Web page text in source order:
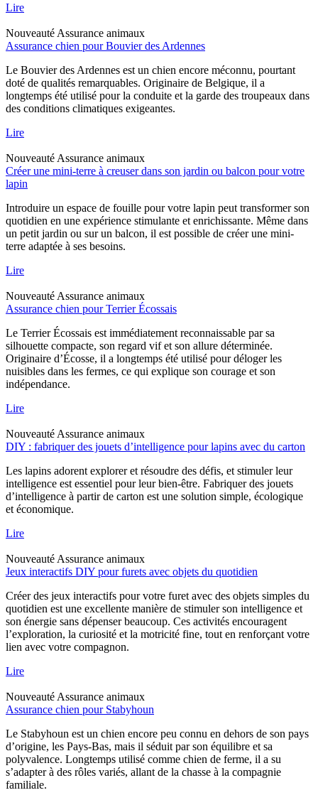
Lire
Nouveauté Assurance animaux
Assurance chien pour Bouvier des Ardennes
Le Bouvier des Ardennes est un chien encore méconnu, pourtant
doté de qualités remarquables. Originaire de Belgique, il a
longtemps été utilisé pour la conduite et la garde des troupeaux dans
des conditions climatiques exigeantes.
Lire
Nouveauté Assurance animaux
Créer une mini-terre à creuser dans son jardin ou balcon pour votre
lapin
Introduire un espace de fouille pour votre lapin peut transformer son
quotidien en une expérience stimulante et enrichissante. Même dans
un petit jardin ou sur un balcon, il est possible de créer une mini-
terre adaptée à ses besoins.
Lire
Nouveauté Assurance animaux
Assurance chien pour Terrier Écossais
Le Terrier Écossais est immédiatement reconnaissable par sa
silhouette compacte, son regard vif et son allure déterminée.
Originaire d’Écosse, il a longtemps été utilisé pour déloger les
nuisibles dans les fermes, ce qui explique son courage et son
indépendance.
Lire
Nouveauté Assurance animaux
DIY : fabriquer des jouets d’intelligence pour lapins avec du carton
Les lapins adorent explorer et résoudre des défis, et stimuler leur
intelligence est essentiel pour leur bien-être. Fabriquer des jouets
d’intelligence à partir de carton est une solution simple, écologique
et économique.
Lire
Nouveauté Assurance animaux
Jeux interactifs DIY pour furets avec objets du quotidien
Créer des jeux interactifs pour votre furet avec des objets simples du
quotidien est une excellente manière de stimuler son intelligence et
son énergie sans dépenser beaucoup. Ces activités encouragent
l’exploration, la curiosité et la motricité fine, tout en renforçant votre
lien avec votre compagnon.
Lire
Nouveauté Assurance animaux
Assurance chien pour Stabyhoun
Le Stabyhoun est un chien encore peu connu en dehors de son pays
d’origine, les Pays-Bas, mais il séduit par son équilibre et sa
polyvalence. Longtemps utilisé comme chien de ferme, il a su
s’adapter à des rôles variés, allant de la chasse à la compagnie
familiale.